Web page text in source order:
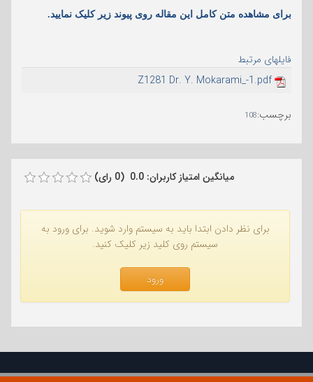
برای مشاهده متن کامل این مقاله روی پیوند زیر کلیک نمایید.
فایلهای مرتبط
Z1281 Dr. Y. Mokarami_-1.pdf
برچسب:
108
میانگین امتیاز کاربران: 0.0 (0 رای)
برای نظر دادن ابتدا باید به سیستم وارد شوید. برای ورود به
سیستم روی کلید زیر کلیک کنید.
ورود